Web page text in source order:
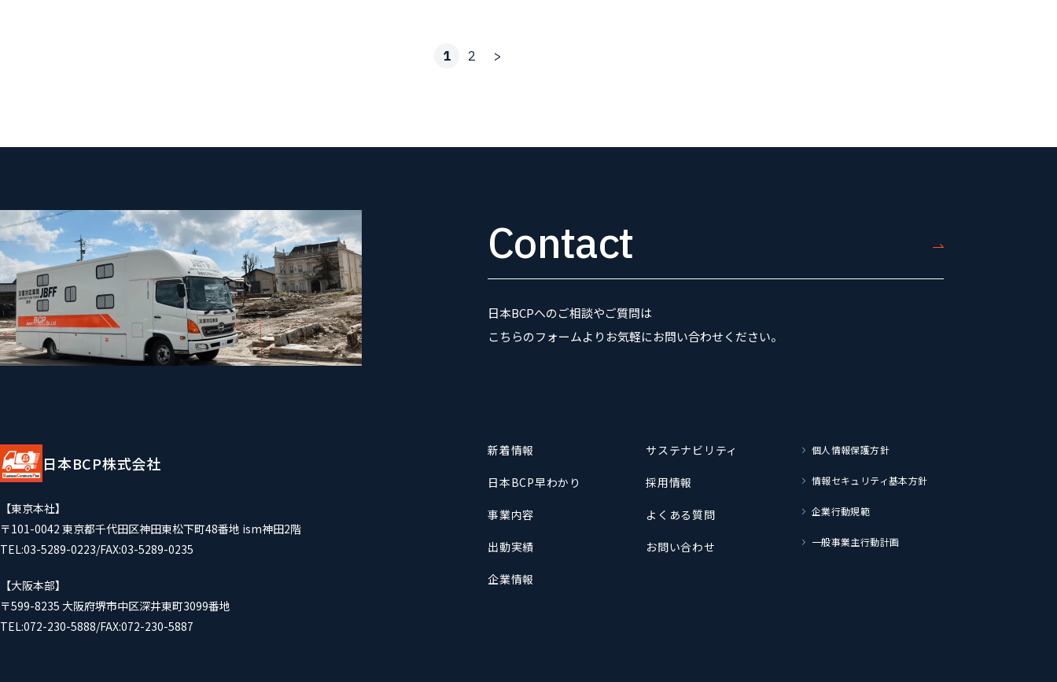
1 2 >
Contact
日本BCPへのご相談やご質問は
こちらのフォームよりお気軽にお問い合わせください。
日本BCP株式会社
【東京本社】
〒101-0042 東京都千代田区神田東松下町48番地 ism神田2階
TEL:03-5289-0223/FAX:03-5289-0235
【大阪本部】
〒599-8235 大阪府堺市中区深井東町3099番地
TEL:072-230-5888/FAX:072-230-5887
新着情報
日本BCP早わかり
事業内容
出動実績
企業情報
サステナビリティ
採用情報
よくある質問
お問い合わせ
個人情報保護方針
情報セキュリティ基本方針
企業行動規範
一般事業主行動計画